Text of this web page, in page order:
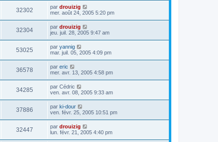
32302 par drouizig
mer. août 24, 2005 5:20 pm
32304 par drouizig
jeu. juil. 28, 2005 9:47 am
53025 par yannig
mar. juil. 05, 2005 4:09 pm
36578 par eric
mer. avr. 13, 2005 4:58 pm
34285 par Cédric
ven. avr. 08, 2005 9:33 am
37886 par ki-dour
ven. févr. 25, 2005 10:51 pm
32447 par drouizig
lun. févr. 21, 2005 4:40 pm